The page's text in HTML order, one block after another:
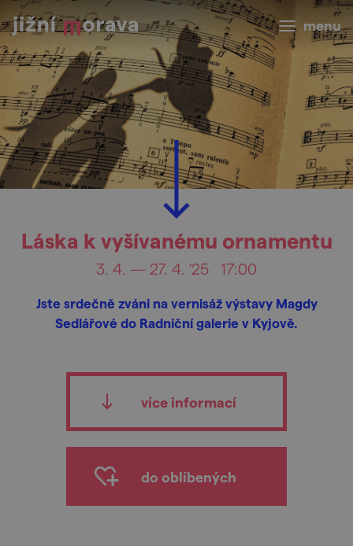
menu
Láska k vyšívanému ornamentu
3. 4. — 27. 4. '25 17:00
Jste srdečně zváni na vernisáž výstavy Magdy
Sedlářové do Radniční galerie v Kyjově.
více informací
do oblíbených